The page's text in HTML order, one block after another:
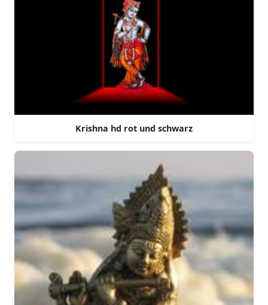
Krishna hd rot und schwarz